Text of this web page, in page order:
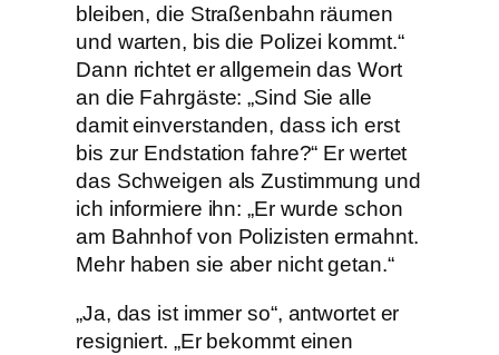
bleiben, die Straßenbahn räumen
und warten, bis die Polizei kommt.“
Dann richtet er allgemein das Wort
an die Fahrgäste: „Sind Sie alle
damit einverstanden, dass ich erst
bis zur Endstation fahre?“ Er wertet
das Schweigen als Zustimmung und
ich informiere ihn: „Er wurde schon
am Bahnhof von Polizisten ermahnt.
Mehr haben sie aber nicht getan.“
„Ja, das ist immer so“, antwortet er
resigniert. „Er bekommt einen